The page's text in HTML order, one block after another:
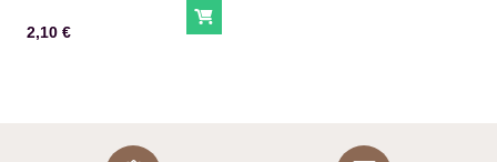
Cena s DPH
2,10 € Do košíka